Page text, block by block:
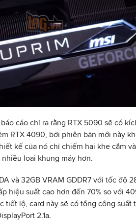
cáo chỉ ra rằng RTX 5090 sẽ có
RTX 4090, bởi phiên bản mới này
kế của nó chỉ chiếm hai khe cắm
loại khung máy hơn.
và 32GB VRAM GDDR7 với tốc độ
hiệu suất cao hơn đến 70% so với
tiết lộ, card này sẽ có tổng công suất
2.1a.